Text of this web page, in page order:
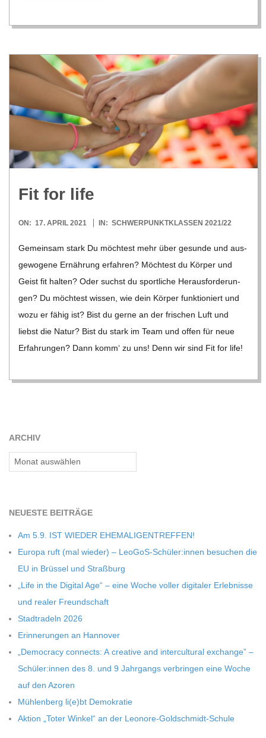
L
E
Fit for life
2021-
ON: 17. APRIL 2021 IN: SCHWERPUNKTKLASSEN 2021/22
Gemein­sam stark Du möch­test mehr über gesunde und aus­
ge­wo­gene Ernäh­rung erfah­ren? Möch­test du Kör­per und
Geist fit hal­ten? Oder suchst du sport­li­che Her­aus­for­de­run­
gen? Du möch­test wis­sen, wie dein Kör­per funk­tio­niert und
wozu er fähig ist? Bist du gerne an der fri­schen Luft und
liebst die Natur? Bist du stark im Team und offen für neue
Erfah­run­gen? Dann komm‘ zu uns! Denn wir sind Fit for life!
ARCHIV
Archiv
NEU­ESTE BEITRÄGE
Am 5.9. IST WIEDER EHEMALIGENTREFFEN!
Europa ruft (mal wie­der) – LeoGoS-Schüler:innen besu­chen die
EU in Brüs­sel und Straßburg
„Life in the Digi­tal Age“ – eine Woche vol­ler digi­ta­ler Erleb­nisse
und rea­ler Freundschaft
Stadt­ra­deln 2026
Erin­ne­run­gen an Hannover
„Demo­cracy con­nects: A crea­tive and inter­cul­tu­ral exch­ange” –
Schüler:innen des 8. und 9 Jahr­gangs ver­brin­gen eine Woche
auf den Azoren
Müh­len­berg li(e)bt Demokratie
Aktion „Toter Win­kel“ an der Leonore-Goldschmidt-Schule